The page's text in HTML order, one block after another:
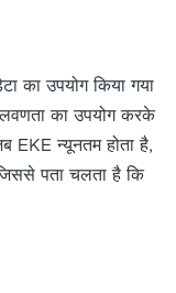
का उपयोग किया गया
का उपयोग करके
EKE न्यूनतम होता है,
पता चलता है कि